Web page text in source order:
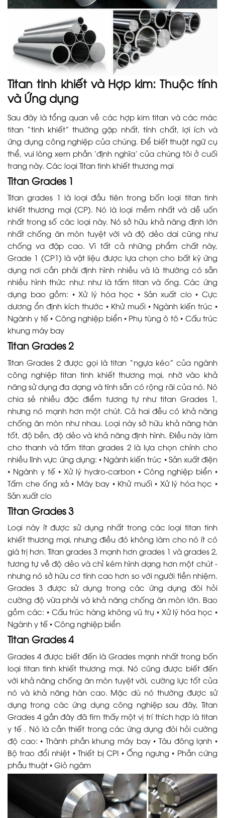
Titan tinh khiết và Hợp kim: Thuộc tính
và Ứng dụng
Sau đây là tổng quan về các hợp kim titan và các mác
titan “tinh khiết” thường gặp nhất, tính chất, lợi ích và
ứng dụng công nghiệp của chúng. Để biết thuật ngữ cụ
thể, vui lòng xem phần 'định nghĩa' của chúng tôi ở cuối
trang này. Các loại Titan tinh khiết thương mại
Titan Grades 1
Titan grades 1 là loại đầu tiên trong bốn loại titan tinh
khiết thương mại (CP). Nó là loại mềm nhất và dễ uốn
nhất trong số các loại này. Nó sở hữu khả năng định lớn
nhất chống ăn mòn tuyệt vời và độ dẻo dai cũng như
chống va đập cao. Vì tất cả những phẩm chất này,
Grade 1 (CP1) là vật liệu được lựa chọn cho bất kỳ ứng
dụng nơi cần phải định hình nhiều và là thường có sẵn
nhiều hình thức như: như là tấm titan và ống. Các ứng
dụng bao gồm: • Xử lý hóa học • Sản xuất clo • Cực
dương ổn định kích thước • Khử muối • Ngành kiến trúc •
Ngành y tế • Công nghiệp biển • Phụ tùng ô tô • Cấu trúc
khung máy bay
Titan Grades 2
Titan Grades 2 được gọi là titan “ngựa kéo” của ngành
công nghiệp titan tinh khiết thương mại, nhờ vào khả
năng sử dụng đa dạng và tính sẵn có rộng rãi của nó. Nó
chia sẻ nhiều đặc điểm tương tự như titan Grades 1,
nhưng nó mạnh hơn một chút. Cả hai đều có khả năng
chống ăn mòn như nhau. Loại này sở hữu khả năng hàn
tốt, độ bền, độ dẻo và khả năng định hình. Điều này làm
cho thanh và tấm titan grades 2 là lựa chọn chính cho
nhiều lĩnh vực ứng dụng: • Ngành kiến trúc • Sản xuất điện
• Ngành y tế • Xử lý hydro-carbon • Công nghiệp biển •
Tấm che ống xả • Máy bay • Khử muối • Xử lý hóa học •
Sản xuất clo
Titan Grades 3
Loại này ít được sử dụng nhất trong các loại titan tinh
khiết thương mại, nhưng điều đó không làm cho nó ít có
giá trị hơn. Titan grades 3 mạnh hơn grades 1 và grades 2,
tương tự về độ dẻo và chỉ kém hình dạng hơn một chút -
nhưng nó sở hữu cơ tính cao hơn so với người tiền nhiệm.
Grades 3 được sử dụng trong các ứng dụng đòi hỏi
cường độ vừa phải và khả năng chống ăn mòn lớn. Bao
gồm các: • Cấu trúc hàng không vũ trụ • Xử lý hóa học •
Ngành y tế • Công nghiệp biển
Titan Grades 4
Grades 4 được biết đến là Grades mạnh nhất trong bốn
loại titan tinh khiết thương mại. Nó cũng được biết đến
với khả năng chống ăn mòn tuyệt vời, cường lực tốt của
nó và khả năng hàn cao. Mặc dù nó thường được sử
dụng trong các ứng dụng công nghiệp sau đây, Titan
Grades 4 gần đây đã tìm thấy một vị trí thích hợp là titan
y tế . Nó là cần thiết trong các ứng dụng đòi hỏi cường
độ cao: • Thành phần khung máy bay • Tàu đông lạnh •
Bộ trao đổi nhiệt • Thiết bị CPI • Ống ngưng • Phần cứng
phẫu thuật • Giỏ ngâm